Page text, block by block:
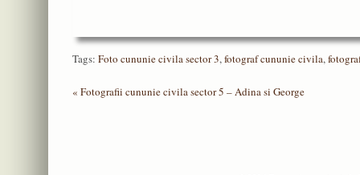
Tags: Foto cununie civila sector 3,fotograf cununie civila,
« Fotografii cununie civila sector 5 – Adina si George